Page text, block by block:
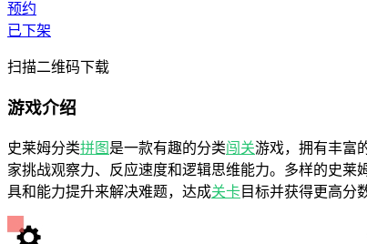
预约
已下架
扫描二维码下载
游戏介绍
史莱姆分类拼图 是一款有趣的分类闯关游戏，拥有丰富
家挑战观察力、反应速度和逻辑思维能力。多样的史
具和能力提升来解决难题，达成关卡目标并获得更高分